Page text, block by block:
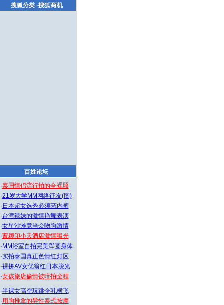
搜狐分类·搜狐商机
百姓论坛
·泰国情侣流行拍的全裸照
·21岁大学MM网络征友(图)
· 日本超女选秀必须亮内裤
·台湾辣妹的激情艳舞表演
·女星沙滩竟当众吻胸激情
·曹颖印小天酒店激情曝光
· MM浴室自拍完美浑圆身体
·实拍泰国真正色情红灯区
·裸拼AV女优翁红日本脱光
·女孩旅店偷情被暗拍全程
·半裸女高空玩跳伞乳横飞
·用胸推拿的异性泰式按摩